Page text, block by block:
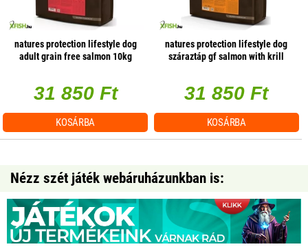
natures protection lifestyle dog
adult grain free salmon 10kg
31 850 Ft
KOSÁRBA
natures protection lifestyle dog
száraztáp gf salmon with krill
31 850 Ft
KOSÁRBA
Nézz szét játék webáruházunkban is: